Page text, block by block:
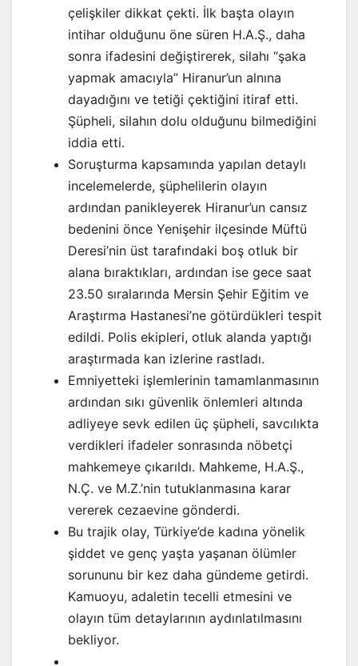
çelişkiler dikkat çekti. İlk başta olayın
intihar olduğunu öne süren H.A.Ş., daha
sonra ifadesini değiştirerek, silahı “şaka
yapmak amacıyla” Hiranur’un alnına
dayadığını ve tetiği çektiğini itiraf etti.
Şüpheli, silahın dolu olduğunu bilmediğini
iddia etti.
Soruşturma kapsamında yapılan detaylı
incelemelerde, şüphelilerin olayın
ardından panikleyerek Hiranur’un cansız
bedenini önce Yenişehir ilçesinde Müftü
Deresi’nin üst tarafındaki boş otluk bir
alana bıraktıkları, ardından ise gece saat
23.50 sıralarında Mersin Şehir Eğitim ve
Araştırma Hastanesi’ne götürdükleri tespit
edildi. Polis ekipleri, otluk alanda yaptığı
araştırmada kan izlerine rastladı.
Emniyetteki işlemlerinin tamamlanmasının
ardından sıkı güvenlik önlemleri altında
adliyeye sevk edilen üç şüpheli, savcılıkta
verdikleri ifadeler sonrasında nöbetçi
mahkemeye çıkarıldı. Mahkeme, H.A.Ş.,
N.Ç. ve M.Z.’nin tutuklanmasına karar
vererek cezaevine gönderdi.
Bu trajik olay, Türkiye’de kadına yönelik
şiddet ve genç yaşta yaşanan ölümler
sorununu bir kez daha gündeme getirdi.
Kamuoyu, adaletin tecelli etmesini ve
olayın tüm detaylarının aydınlatılmasını
bekliyor.